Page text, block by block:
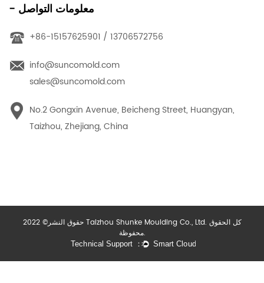
- معلومات التواصل
+86-15157625901 / 13706572756
info@suncomold.com
sales@suncomold.com
No.2 Gongxin Avenue, Beicheng Street, Huangyan,
Taizhou, Zhejiang, China
حقوق النشر© 2022 Taizhou Shunke Moulding Co., Ltd. كل الحقوق
محفوظة.